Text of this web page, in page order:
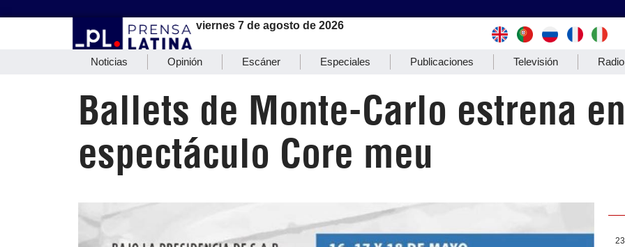
viernes 7 de agosto de 2026
Noticias Opinión Escáner Especiales Publicaciones Televisión Radio
Ballets de Monte-Carlo estrena
espectáculo Core meu